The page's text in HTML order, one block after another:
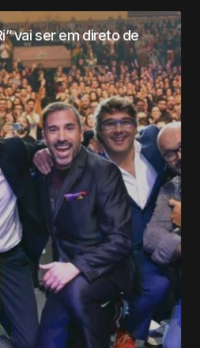
vai ser em direto de